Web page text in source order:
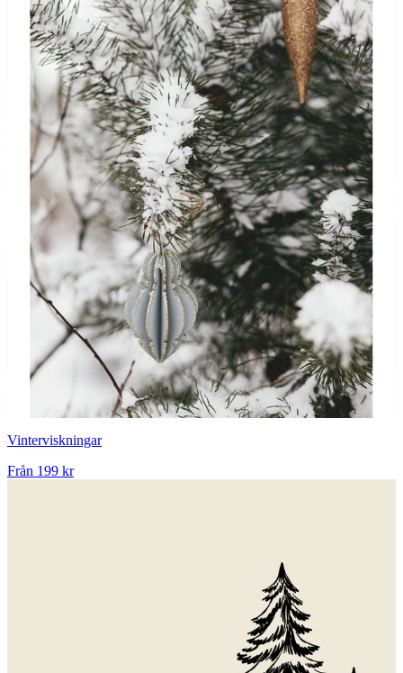
Vinterviskningar
Från 199 kr